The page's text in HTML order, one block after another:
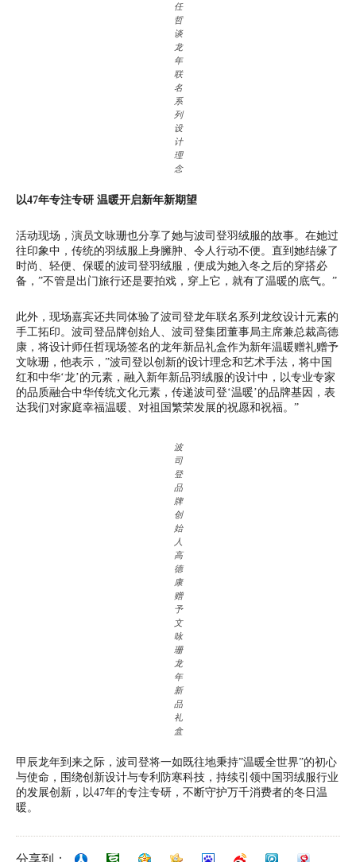
任
哲
谈
龙
年
联
名
系
列
设
计
理
念
以47年专注专研 温暖开启新年新期望
活动现场，演员文咏珊也分享了她与波司登羽绒服的故事。在她过
往印象中，传统的羽绒服上身臃肿、令人行动不便。直到她结缘了
时尚、轻便、保暖的波司登羽绒服，便成为她入冬之后的穿搭必
备，”不管是出门旅行还是要拍戏，穿上它，就有了温暖的底气。”
此外，现场嘉宾还共同体验了波司登龙年联名系列龙纹设计元素的
手工拓印。波司登品牌创始人、波司登集团董事局主席兼总裁高德
康，将设计师任哲现场签名的龙年新品礼盒作为新年温暖赠礼赠予
文咏珊，他表示，”波司登以创新的设计理念和艺术手法，将中国
红和中华‘龙’的元素，融入新年新品羽绒服的设计中，以专业专家
的品质融合中华传统文化元素，传递波司登‘温暖’的品牌基因，表
达我们对家庭幸福温暖、对祖国繁荣发展的祝愿和祝福。”
波
司
登
品
牌
创
始
人
高
德
康
赠
予
文
咏
珊
龙
年
新
品
礼
盒
甲辰龙年到来之际，波司登将一如既往地秉持”温暖全世界”的初心
与使命，围绕创新设计与专利防寒科技，持续引领中国羽绒服行业
的发展创新，以47年的专注专研，不断守护万千消费者的冬日温
暖。
分享到：